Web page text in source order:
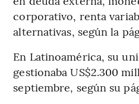
corporativo, renta
alternativas, según la
En Latinoamérica, su
gestionaba US$2.300
septiembre, según su